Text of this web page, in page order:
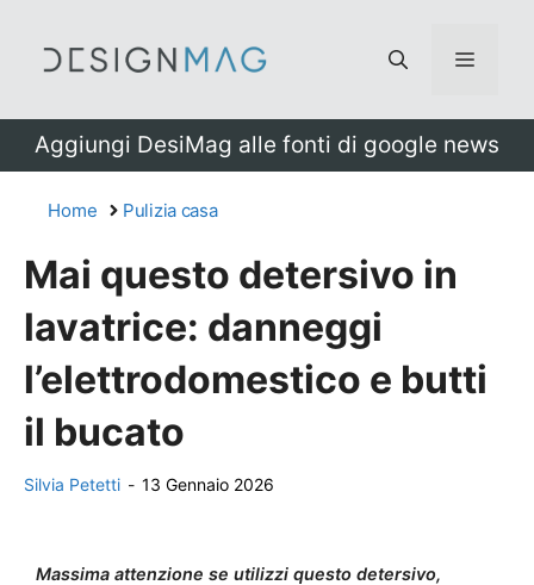
Menu
Aggiungi DesiMag alle fonti di google news
Home Pulizia casa
Mai questo detersivo in
lavatrice: danneggi
l’elettrodomestico e butti
il bucato
Silvia Petetti - 13 Gennaio 2026
Massima attenzione se utilizzi questo detersivo,